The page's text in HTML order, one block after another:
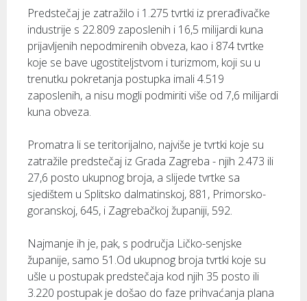
Predstečaj je zatražilo i 1.275 tvrtki iz prerađivačke
industrije s 22.809 zaposlenih i 16,5 milijardi kuna
prijavljenih nepodmirenih obveza, kao i 874 tvrtke
koje se bave ugostiteljstvom i turizmom, koji su u
trenutku pokretanja postupka imali 4.519
zaposlenih, a nisu mogli podmiriti više od 7,6 milijardi
kuna obveza.
Promatra li se teritorijalno, najviše je tvrtki koje su
zatražile predstečaj iz Grada Zagreba - njih 2.473 ili
27,6 posto ukupnog broja, a slijede tvrtke sa
sjedištem u Splitsko dalmatinskoj, 881, Primorsko-
goranskoj, 645, i Zagrebačkoj županiji, 592.
Najmanje ih je, pak, s područja Ličko-senjske
županije, samo 51.Od ukupnog broja tvrtki koje su
ušle u postupak predstečaja kod njih 35 posto ili
3.220 postupak je došao do faze prihvaćanja plana